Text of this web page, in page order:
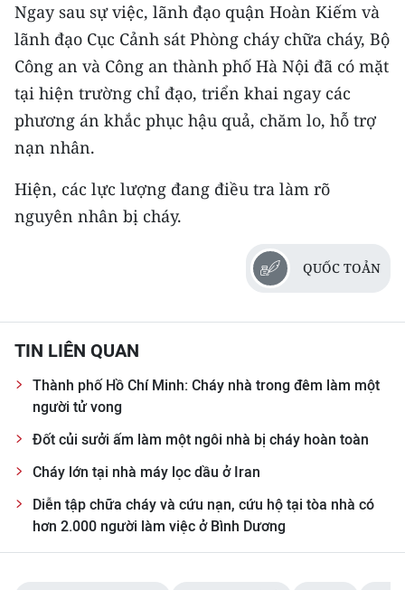
Media Du lịch
Media Thế giới
Media Thể thao
Media Giáo dục
Media Y tế
Media Khoa học - Công nghệ
Infographic
TIN MỚI
TIN ĐỊA PHƯƠNG
Trung du và miền núi phía Bắc
Đồng bằng sông Hồng
Ngay sau sự việc, lãnh đạo quận Hoàn Kiếm và
lãnh đạo Cục Cảnh sát Phòng cháy chữa cháy, Bộ
Công an và Công an thành phố Hà Nội đã có mặt
tại hiện trường chỉ đạo, triển khai ngay các
phương án khắc phục hậu quả, chăm lo, hỗ trợ
nạn nhân.
Hiện, các lực lượng đang điều tra làm rõ
nguyên nhân bị cháy.
QUỐC TOẢN
TIN LIÊN QUAN
Thành phố Hồ Chí Minh: Cháy nhà trong đêm làm một
người tử vong
Đốt củi sưởi ấm làm một ngôi nhà bị cháy hoàn toàn
Cháy lớn tại nhà máy lọc dầu ở Iran
Diễn tập chữa cháy và cứu nạn, cứu hộ tại tòa nhà có
hơn 2.000 người làm việc ở Bình Dương